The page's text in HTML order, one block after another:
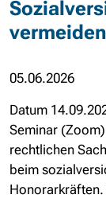
05.06.2026
Datum
Seminar
rechtlichen
beim